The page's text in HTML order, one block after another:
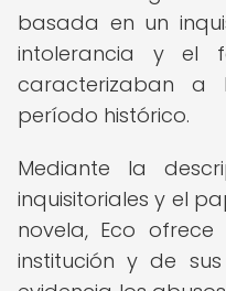
basada en un
intolerancia y el
caracterizaban a
período histórico.
Mediante la
inquisitoriales y el
novela, Eco
institución y de